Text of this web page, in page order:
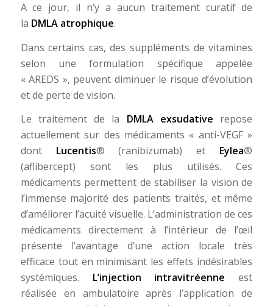
A ce jour, il n’y a aucun traitement curatif de
la DMLA atrophique.
Dans certains cas, des suppléments de vitamines
selon une formulation spécifique appelée
« AREDS », peuvent diminuer le risque d’évolution
et de perte de vision.
Le traitement de la DMLA exsudative repose
actuellement sur des médicaments « anti-VEGF »
dont Lucentis® (ranibizumab) et Eylea®
(aflibercept) sont les plus utilisés. Ces
médicaments permettent de stabiliser la vision de
l’immense majorité des patients traités, et même
d’améliorer l’acuité visuelle. L’administration de ces
médicaments directement à l’intérieur de l’œil
présente l’avantage d’une action locale très
efficace tout en minimisant les effets indésirables
systémiques. L’injection intravitréenne est
réalisée en ambulatoire après l’application de